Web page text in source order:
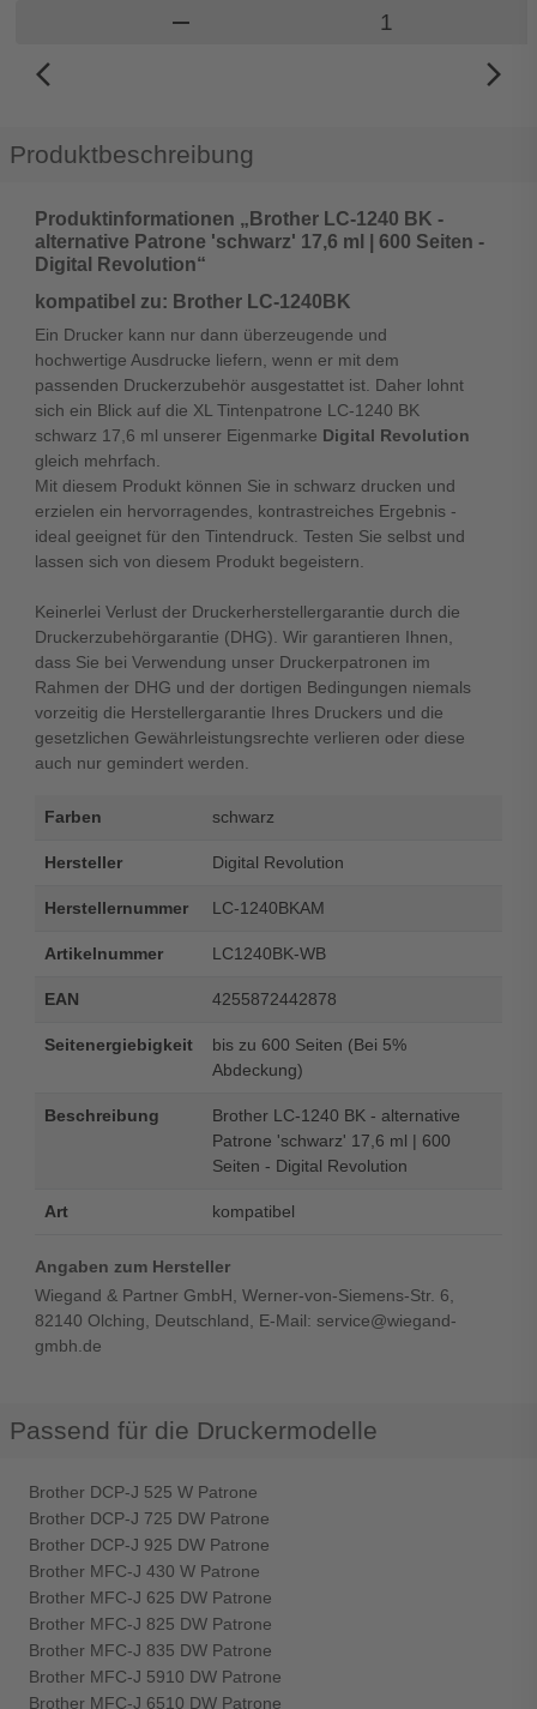
remove Produkt
arrow_back_ios_new arrow_forward_ios
Produktbeschreibung
Produktinformationen „Brother LC-1240 BK -
alternative Patrone 'schwarz' 17,6 ml | 600 Seiten -
Digital Revolution“
kompatibel zu: Brother LC-1240BK
Ein Drucker kann nur dann überzeugende und
hochwertige Ausdrucke liefern, wenn er mit dem
passenden Druckerzubehör ausgestattet ist. Daher lohnt
sich ein Blick auf die XL Tintenpatrone LC-1240 BK
schwarz 17,6 ml unserer Eigenmarke Digital Revolution
gleich mehrfach.
Mit diesem Produkt können Sie in schwarz drucken und
erzielen ein hervorragendes, kontrastreiches Ergebnis -
ideal geeignet für den Tintendruck. Testen Sie selbst und
lassen sich von diesem Produkt begeistern.
Keinerlei Verlust der Druckerherstellergarantie durch die
Druckerzubehörgarantie (DHG). Wir garantieren Ihnen,
dass Sie bei Verwendung unser Druckerpatronen im
Rahmen der DHG und der dortigen Bedingungen niemals
vorzeitig die Herstellergarantie Ihres Druckers und die
gesetzlichen Gewährleistungsrechte verlieren oder diese
auch nur gemindert werden.
Farben schwarz
Hersteller Digital Revolution
Herstellernummer LC-1240BKAM
Artikelnummer LC1240BK-WB
EAN 4255872442878
Seitenergiebigkeit
bis zu 600 Seiten (Bei 5%
Abdeckung)
Beschreibung
Brother LC-1240 BK - alternative
Patrone 'schwarz' 17,6 ml | 600
Seiten - Digital Revolution
Art kompatibel
Angaben zum Hersteller
Wiegand & Partner GmbH, Werner-von-Siemens-Str. 6,
82140 Olching, Deutschland, E-Mail: service@wiegand-
gmbh.de
Passend für die Druckermodelle
Brother DCP-J 525 W Patrone
Brother DCP-J 725 DW Patrone
Brother DCP-J 925 DW Patrone
Brother MFC-J 430 W Patrone
Brother MFC-J 625 DW Patrone
Brother MFC-J 825 DW Patrone
Brother MFC-J 835 DW Patrone
Brother MFC-J 5910 DW Patrone
Brother MFC-J 6510 DW Patrone